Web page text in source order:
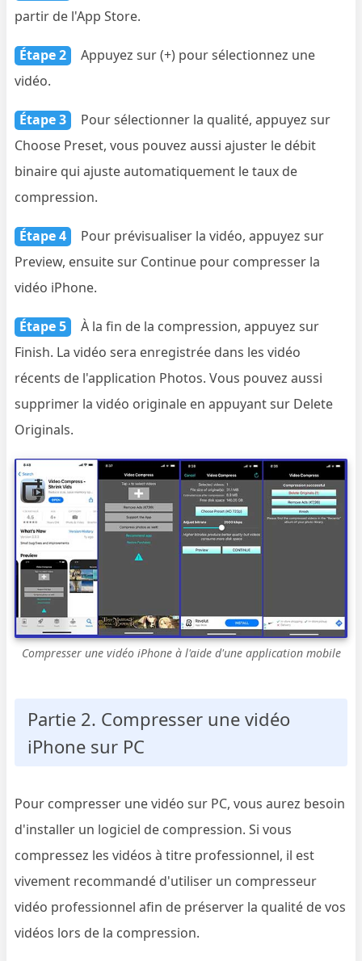
partir de l'App Store.
Étape 2
Appuyez sur (+) pour sélectionnez une
vidéo.
Étape 3
Pour sélectionner la qualité, appuyez sur
Choose Preset, vous pouvez aussi ajuster le débit
binaire qui ajuste automatiquement le taux de
compression.
Étape 4
Pour prévisualiser la vidéo, appuyez sur
Preview, ensuite sur Continue pour compresser la
vidéo iPhone.
Étape 5
À la fin de la compression, appuyez sur
Finish. La vidéo sera enregistrée dans les vidéo
récents de l'application Photos. Vous pouvez aussi
supprimer la vidéo originale en appuyant sur Delete
Originals.
Compresser une vidéo iPhone à l'aide d'une application mobile
Partie 2. Compresser une vidéo
iPhone sur PC
Pour compresser une vidéo sur PC, vous aurez besoin
d'installer un logiciel de compression. Si vous
compressez les vidéos à titre professionnel, il est
vivement recommandé d'utiliser un compresseur
vidéo professionnel afin de préserver la qualité de vos
vidéos lors de la compression.